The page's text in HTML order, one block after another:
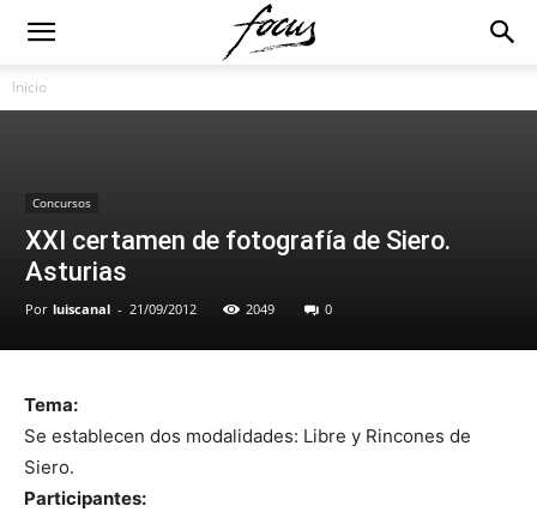
Inicio
Concursos
XXI certamen de fotografía de Siero.
Asturias
Por luiscanal - 21/09/2012 2049 0
Tema:
Se establecen dos modalidades: Libre y Rincones de
Siero.
Participantes: